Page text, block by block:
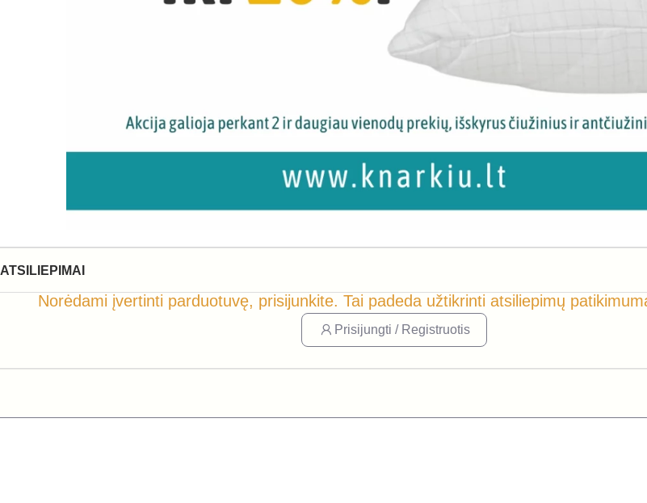
ATSILIEPIMAI
Norėdami įvertinti parduotuvę, prisijunkite. Tai padeda užtikrinti atsiliepimų
Prisijungti / Registruotis